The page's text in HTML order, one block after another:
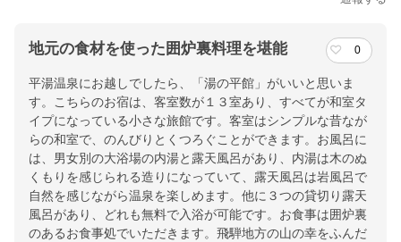
地元の食材を使った囲炉裏料理を堪能 0
平湯温泉にお越しでしたら、「湯の平館」がいいと思いま
す。こちらのお宿は、客室数が１３室あり、すべてが和室タ
イプになっている小さな旅館です。客室はシンプルな昔なが
らの和室で、のんびりとくつろぐことができます。お風呂に
は、男女別の大浴場の内湯と露天風呂があり、内湯は木のぬ
くもりを感じられる造りになっていて、露天風呂は岩風呂で
自然を感じながら温泉を楽しめます。他に３つの貸切り露天
風呂があり、どれも無料で入浴が可能です。お食事は囲炉裏
のあるお食事処でいただきます。飛騨地方の山の幸をふんだ